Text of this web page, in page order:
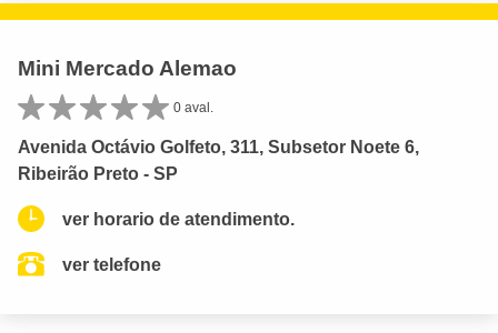
Mini Mercado Alemao
0 aval.
Avenida Octávio Golfeto, 311, Subsetor Noete 6,
Ribeirão Preto - SP
ver horario de atendimento.
ver telefone